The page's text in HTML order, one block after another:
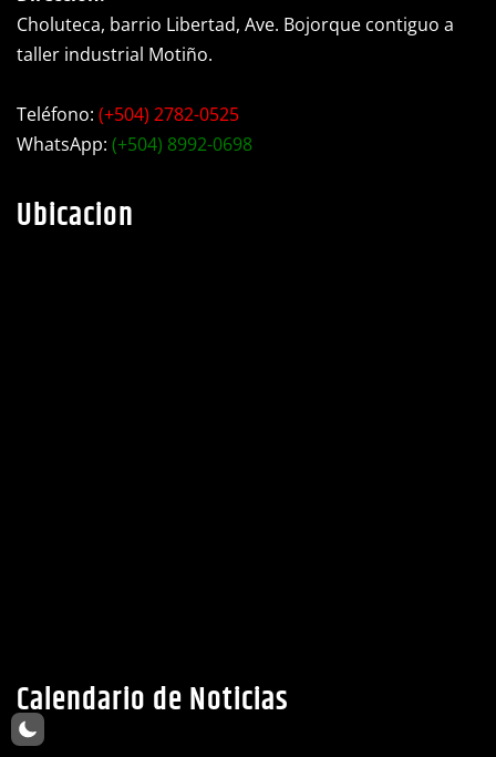
Choluteca, barrio Libertad, Ave. Bojorque contiguo a
taller industrial Motiño.
Teléfono: (+504) 2782-0525
WhatsApp: (+504) 8992-0698
Ubicacion
Calendario de Noticias